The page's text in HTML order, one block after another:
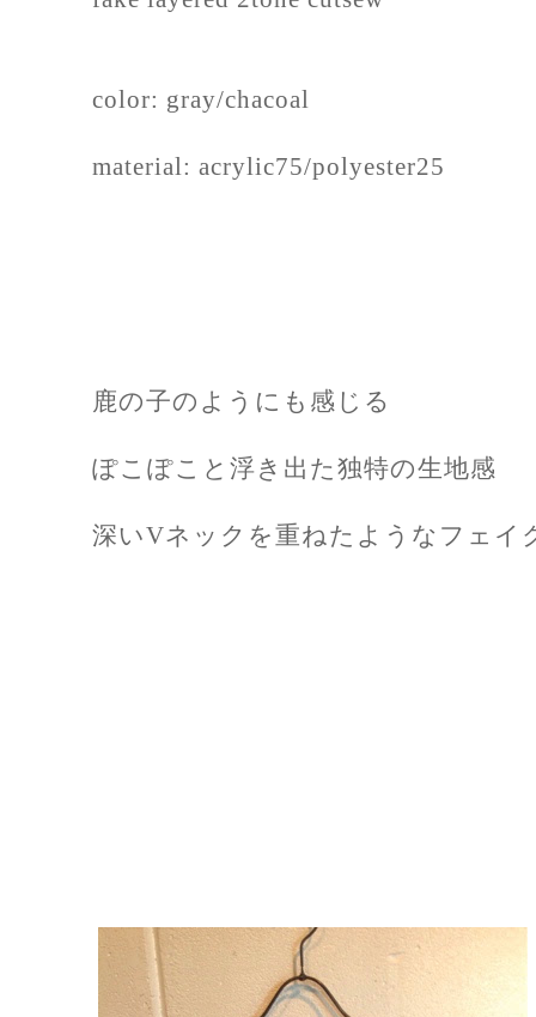
color: gray/chacoal
material: acrylic75/polyester25
鹿の子のようにも感じる
ぽこぽこと浮き出た独特の生地感
深いVネックを重ねたようなフェイ